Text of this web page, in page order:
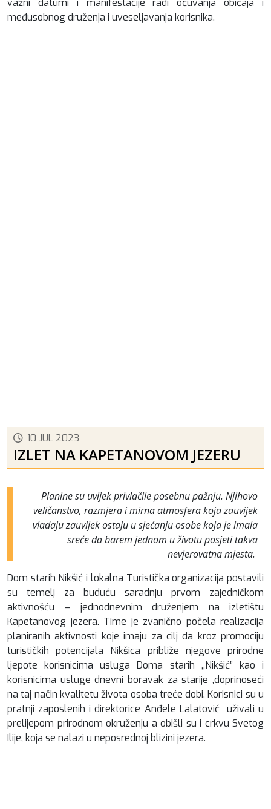
važni datumi i manifestacije radi očuvanja običaja i
međusobnog druženja i uveseljavanja korisnika.
10 JUL 2023
IZLET NA KAPETANOVOM JEZERU
Planine su uvijek privlačile posebnu pažnju. Njihovo
veličanstvo, razmjera i mirna atmosfera koja zauvijek
vladaju zauvijek ostaju u sjećanju osobe koja je imala
sreće da barem jednom u životu posjeti takva
nevjerovatna mjesta.
Dom starih Nikšić i lokalna Turistička organizacija postavili
su temelj za buduću saradnju prvom zajedničkom
aktivnošću – jednodnevnim druženjem na izletištu
Kapetanovog jezera. Time je zvanično počela realizacija
planiranih aktivnosti koje imaju za cilj da kroz promociju
turističkih potencijala Nikšica približe njegove prirodne
ljepote korisnicima usluga Doma starih ,,Nikšić” kao i
korisnicima usluge dnevni boravak za starije ,doprinoseći
na taj način kvalitetu života osoba treće dobi. Korisnici su u
pratnji zaposlenih i direktorice Anđele Lalatović uživali u
prelijepom prirodnom okruženju a obišli su i crkvu Svetog
Ilije, koja se nalazi u neposrednoj blizini jezera.